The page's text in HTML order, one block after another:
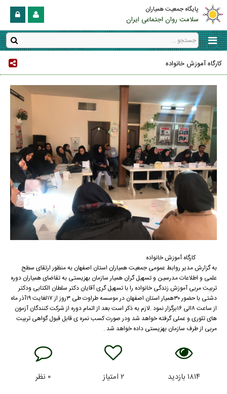
پایگاه جمعیت همیاران
سلامت روان اجتماعی ایران
کارگاه آموزش خانواده
کارگاه آموزش خانواده
به گزارش مدیر روابط عمومی جمعیت همیاران استان اصفهان به منظور ارتقای سطح
علمی و اطلاعات مدرسین و تسهیل گران همیار سازمان بهزیستی به تقاضای همیاران دوره
تربیت مربی آموزش زندگی خانواده را با تسهیل گری آقایان دکتر سلطان الکتابی ودکتر
دشتی با حضور ۳۰همیار استان اصفهان در موسسه طراوت طی ۳روز از ۱۷لغایت ۱۹آذر ماه
از ساعت ۸الی ۱۶برگزار نمود .لازم به ذکر است بعد از اتمام دوره از شرکت کنندگان آزمون
های تئوری و عملی گرفته خواهد شد ودر صورت کسب نمره ی قابل قبول گواهی تربیت
مربی از طرف سازمان بهزیستی داده خواهد شد .
۱۸۱۴ بازدید ۲ امتیاز ۰ نظر